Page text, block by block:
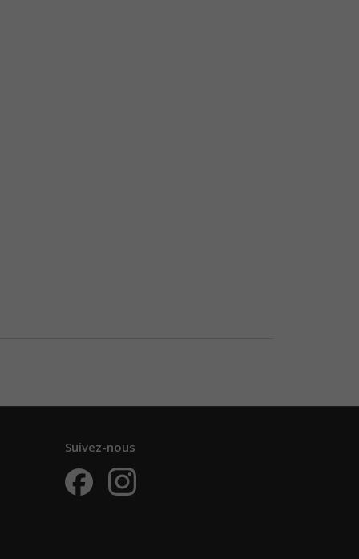
Suivez-nous